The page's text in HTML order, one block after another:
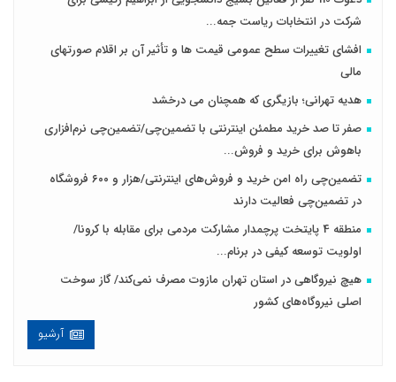
شرکت در انتخابات ریاست جمه...
افشای تغییرات سطح عمومی قیمت ها و تأثیر آن بر اقلام صورتهای
مالی
هدیه تهرانی؛ بازیگری که همچنان می درخشد
صفر تا صد خرید مطمئن اینترنتی با تضمین‌چی/تضمین‌چی نرم‌افزاری
باهوش برای خرید و فروش‌...
تضمین‌چی راه امن خرید و فروش‌های اینترنتی/هزار و ۶۰۰ فروشگاه
در تضمین‌چی فعالیت دارند
منطقه 4 پایتخت پرچمدار مشارکت مردمی برای مقابله با کرونا/
اولویت توسعه کیفی در برنام...
هیچ نیروگاهی در استان تهران مازوت مصرف نمی‌کند/ گاز سوخت
اصلی نیروگاه‌های کشور
آرشیو